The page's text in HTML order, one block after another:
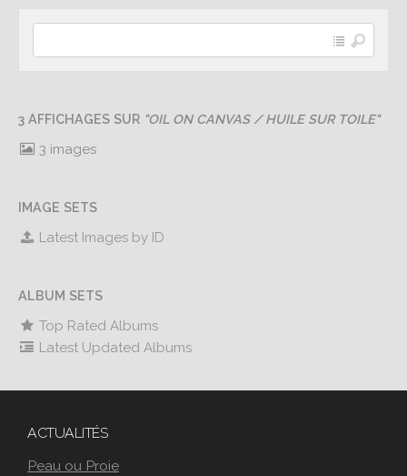
3 AFFICHAGES SUR "OIL ON CANVAS / HUILE SUR TOILE"
3 images
IMAGE SETS
Latest Images by ID
ALBUM SETS
Top Rated Albums
Latest Updated Albums
ACTUALITÉS
Peau ou Proie